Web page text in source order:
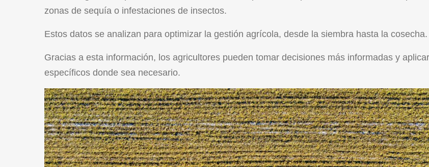
zonas de sequía o infestaciones de insectos.
Estos datos se analizan para optimizar la gestión agrícola, desde la siembra hasta la cosecha.
Gracias a esta información, los agricultores pueden tomar decisiones más informadas y
específicos donde sea necesario.